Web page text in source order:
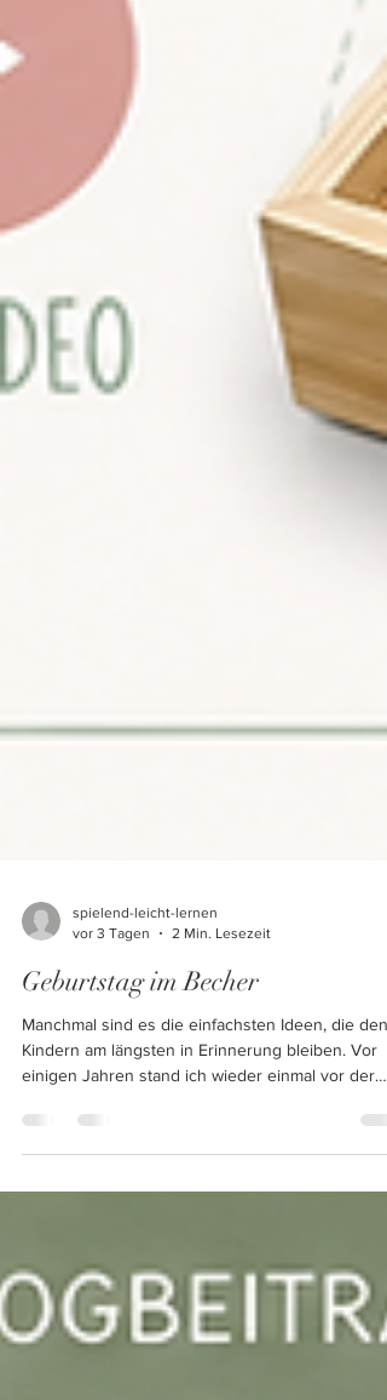
2 Min. Lesezeit
Geburtstag im Becher
Manchmal sind es die einfachsten Ideen, die den
Kindern am längsten in Erinnerung bleiben. Vor
einigen Jahren stand ich wieder einmal vor der
Geburtstagskindern? Kuchen und Muffins sind
und der organisatorische Aufwand gehören
irgendwie immer dazu. Also e